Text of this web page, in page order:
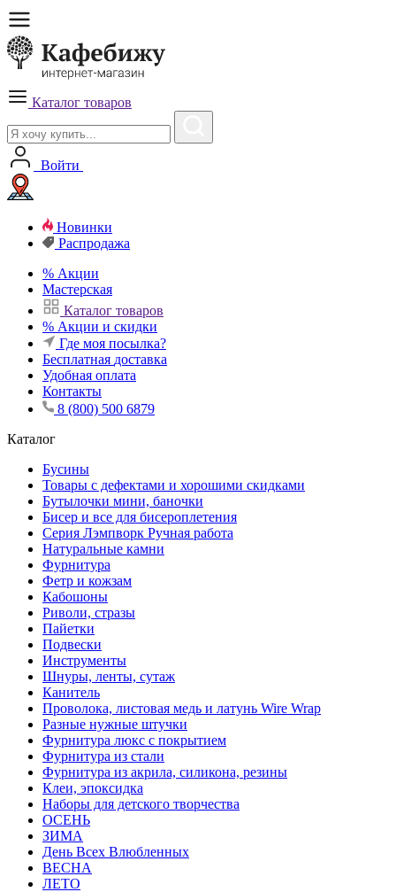
Каталог товаров
Войти
Новинки
Распродажа
% Акции
Мастерская
Каталог товаров
% Акции и скидки
Где моя посылка?
Бесплатная доставка
Удобная оплата
Контакты
8 (800) 500 6879
Каталог
Бусины
Товары с дефектами и хорошими скидками
Бутылочки мини, баночки
Бисер и все для бисероплетения
Серия Лэмпворк Ручная работа
Натуральные камни
Фурнитура
Фетр и кожзам
Кабошоны
Риволи, стразы
Пайетки
Подвески
Инструменты
Шнуры, ленты, сутаж
Канитель
Проволока, листовая медь и латунь Wire Wrap
Разные нужные штучки
Фурнитура люкс с покрытием
Фурнитура из стали
Фурнитура из акрила, силикона, резины
Клеи, эпоксидка
Наборы для детского творчества
ОСЕНЬ
ЗИМА
День Всех Влюбленных
ВЕСНА
ЛЕТО